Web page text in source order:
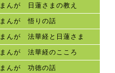
んが 日蓮さまの教え
んが 悟りの話
んが 法華経と日蓮さま
んが 法華経のこころ
んが 功徳の話